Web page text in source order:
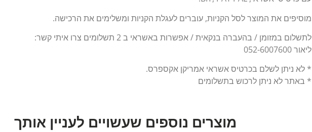
מוסיפים את המוצר לסל הקניות, עוברים לעגלת הקניות ומשלימים את הרכישה.
לתשלום במזומן / בהעברה בנקאית / אפשרות באשראי ב 2 תשלומים צרו איתי קשר:
ליאור 052-6007600
* לא ניתן לשלם בכרטיס אשראי אמריקן אקספרס.
* באתר לא ניתן לרכוש בתשלומים
מוצרים נוספים שעשויים לעניין אותך